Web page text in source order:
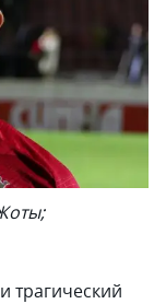
трагический